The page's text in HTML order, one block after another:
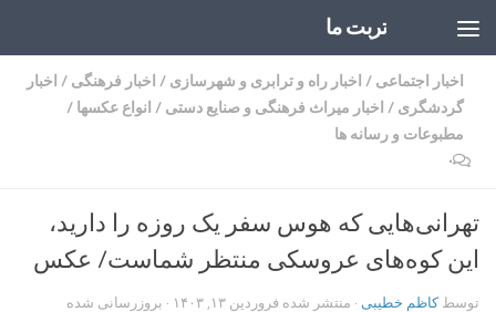
تربت ما
اخبار اجتماعی / اخبار راه و ترابری و شهرسازی / اخبار فرهنگی / اخبار
گردشگری / اخبار میراث فرهنگی و صنایع دستی / انواع عکسها /
مطبوعات و رسانه ها
۰
تهرانی‌هایی که هوس سفر یک روزه را دارید،
این کوه‌های عروسکی منتظر شماست/ عکس
توسطکاظم خطیبی · منتشر شده فروردین ۱۳, ۱۴۰۳
· بروزرسانی شده